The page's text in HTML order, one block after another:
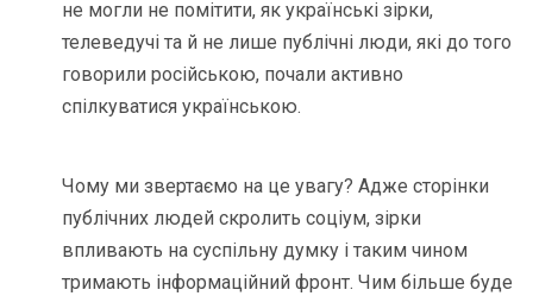
не могли не помітити, як українські зірки,
телеведучі та й не лише публічні люди, які до того
говорили російською, почали активно
спілкуватися українською.
Чому ми звертаємо на це увагу? Адже сторінки
публічних людей скролить соціум, зірки
впливають на суспільну думку і таким чином
тримають інформаційний фронт. Чим більше буде